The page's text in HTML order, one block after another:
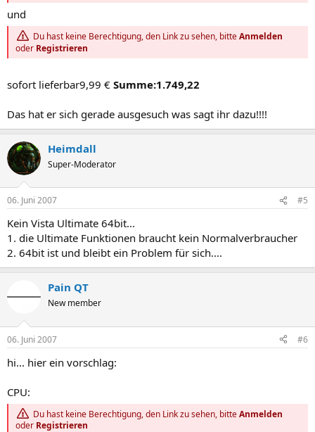
und
Du hast keine Berechtigung, den Link zu sehen, bitteAnmelden
oder Registrieren
sofort lieferbar9,99 € Summe:1.749,22
Das hat er sich gerade ausgesuch was sagt ihr dazu!!!!
Heimdall
Super-Moderator
06. Juni 2007 #5
Kein Vista Ultimate 64bit...
1. die Ultimate Funktionen braucht kein Normalverbraucher
2. 64bit ist und bleibt ein Problem für sich....
Pain QT
New member
06. Juni 2007 #6
hi... hier ein vorschlag:
CPU:
Du hast keine Berechtigung, den Link zu sehen, bitteAnmelden
oder Registrieren